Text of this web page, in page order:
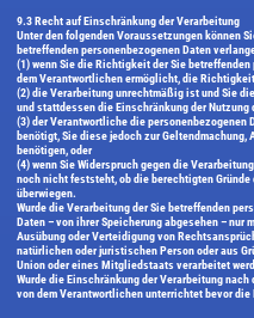
9.3 Recht auf Einschränkung der Verarbeitung
Unter den folgenden Voraussetzungen können
betreffenden personenbezogenen Daten
(1) wenn Sie die Richtigkeit der Sie
dem Verantwortlichen ermöglicht, die
(2) die Verarbeitung unrechtmäßig ist und Sie
und stattdessen die Einschränkung der Nutzung
(3) der Verantwortliche die personenbezogenen
benötigt, Sie diese jedoch zur
benötigen, oder
(4) wenn Sie Widerspruch gegen die
noch nicht feststeht, ob die berechtigten
überwiegen.
Wurde die Verarbeitung der Sie betreffenden
Daten – von ihrer Speicherung abgesehen – nur
Ausübung oder Verteidigung von
natürlichen oder juristischen Person oder aus
Union oder eines Mitgliedstaats verarbeitet
Wurde die Einschränkung der Verarbeitung
von dem Verantwortlichen unterrichtet bevor die